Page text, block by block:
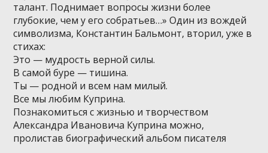
талант. Поднимает вопросы жизни более
глубокие, чем у его собратьев…» Один из вождей
символизма, Константин Бальмонт, вторил, уже в
стихах:
Это — мудрость верной силы.
В самой буре — тишина.
Ты — родной и всем нам милый.
Все мы любим Куприна.
Познакомиться с жизнью и творчеством
Александра Ивановича Куприна можно,
пролистав биографический альбом писателя